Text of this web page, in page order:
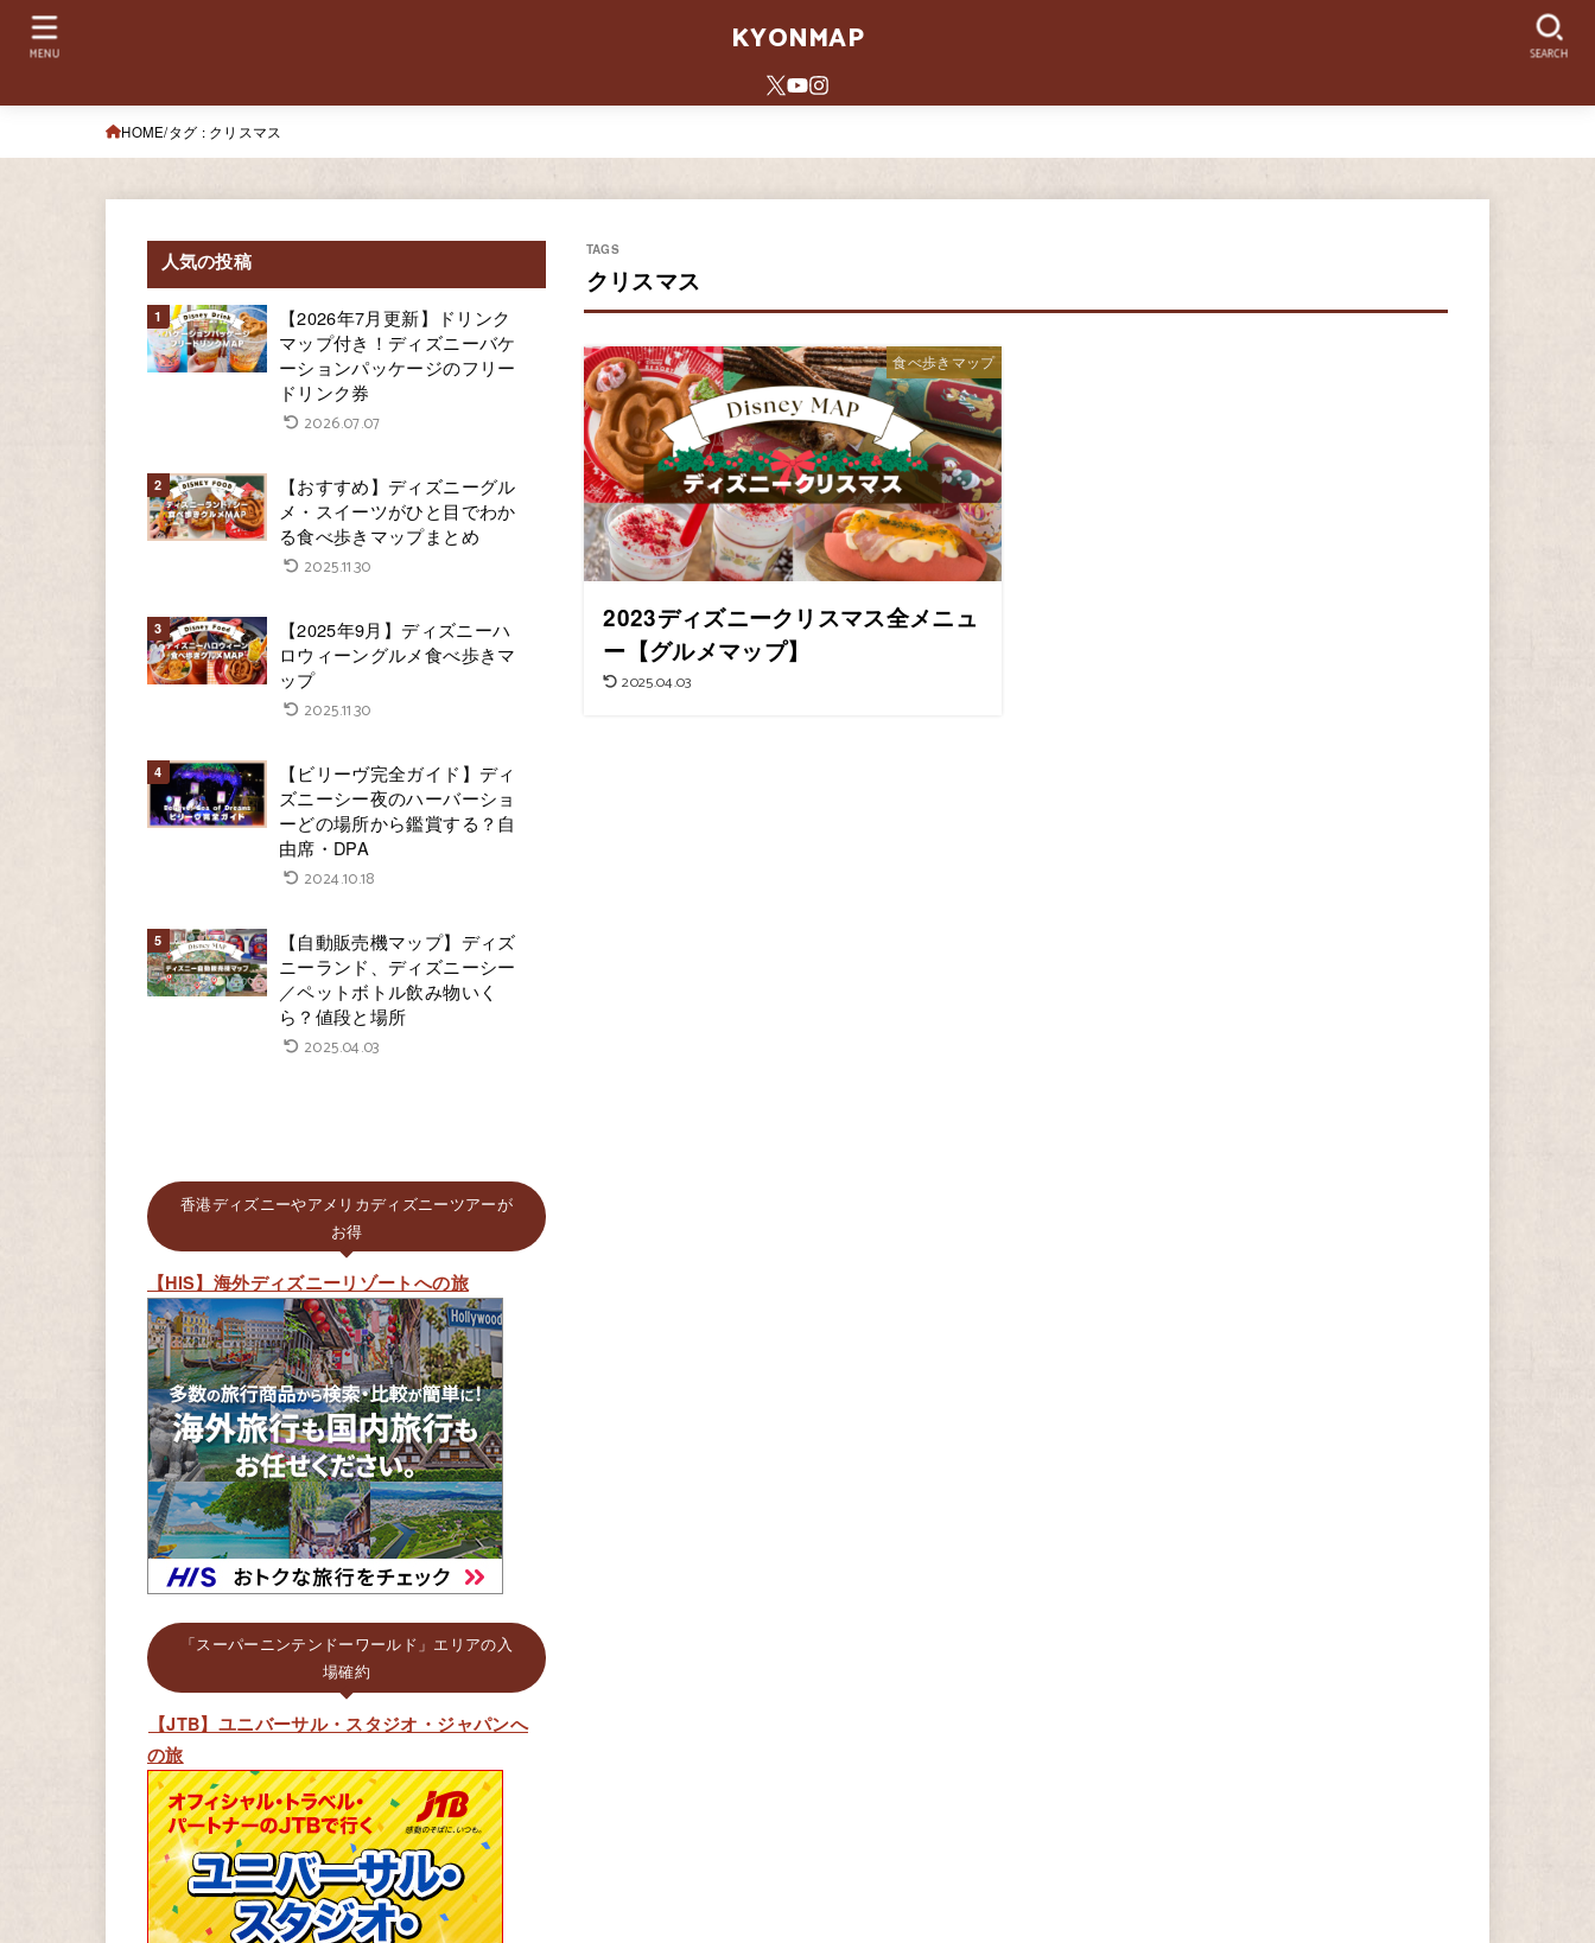
KYONMAP SEARCH
MENU
HOME タグ : クリスマス
クリスマス
食べ歩きマップ
2023ディズニークリスマス全メニュ
ー【グルメマップ】
2025.04.03
人気の投稿
【2026年7月更新】ドリンク
マップ付き！ディズニーバケ
ーションパッケージのフリー
ドリンク券
2026.07.07
【おすすめ】ディズニーグル
メ・スイーツがひと目でわか
る食べ歩きマップまとめ
2025.11.30
【2025年9月】ディズニーハ
ロウィーングルメ食べ歩きマ
ップ
2025.11.30
【ビリーヴ完全ガイド】ディ
ズニーシー夜のハーバーショ
ーどの場所から鑑賞する？自
由席・DPA
2024.10.18
【自動販売機マップ】ディズ
ニーランド、ディズニーシー
／ペットボトル飲み物いく
ら？値段と場所
2025.04.03
香港ディズニーやアメリカディズニーツアーが
お得
【HIS】海外ディズニーリゾートへの旅
「スーパーニンテンドーワールド」エリアの入
場確約
【JTB】ユニバーサル・スタジオ・ジャパンへ
の旅